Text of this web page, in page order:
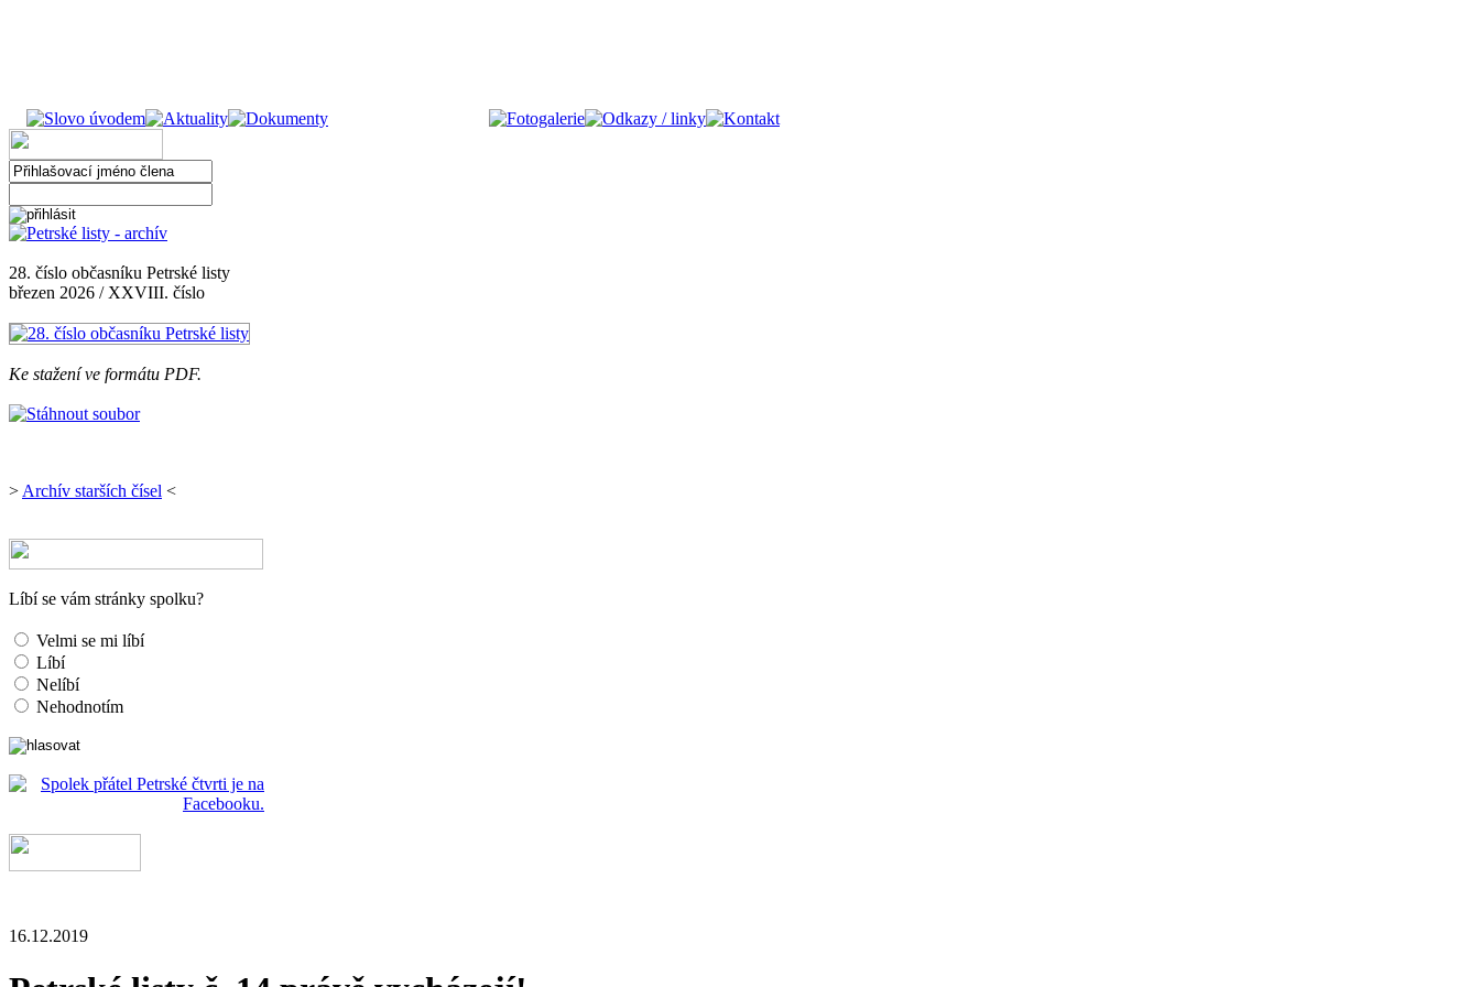
28. číslo občasníku Petrské listy
březen 2026 / XXVIII. číslo
Ke stažení ve formátu PDF.
> Archív starších čísel <
Líbí se vám stránky spolku?
Velmi se mi líbí
Líbí
Nelíbí
Nehodnotím
16.12.2019